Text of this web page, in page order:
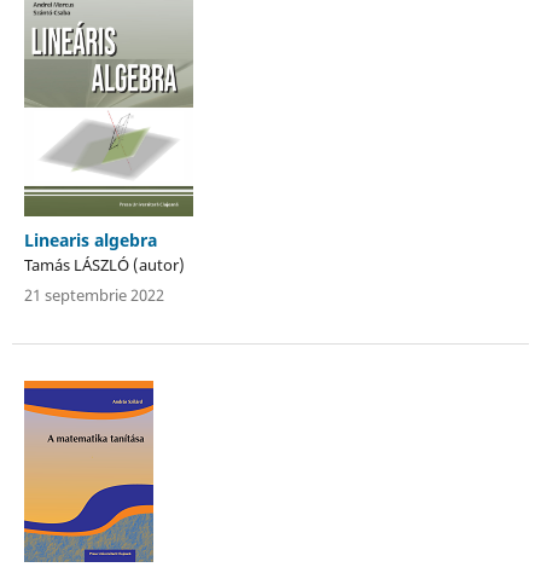
Linearis algebra
Tamás LÁSZLÓ (autor)
21 septembrie 2022